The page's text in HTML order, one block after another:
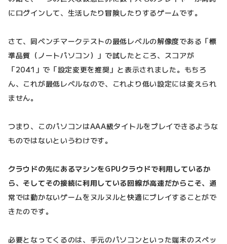
にログインして、生活したり冒険したりするゲームです。
さて、同ベンチマークテストの最低レベルの解像度である「標
準品質（ノートパソコン）」で試したところ、スコアが
「2041」で「設定変更を推奨」と表示されました。もちろ
ん、これが最低レベルなので、これより低い設定には変えられ
ません。
つまり、このパソコンはAAA級タイトルをプレイできるような
ものではないというわけです。
クラウドの先にあるマシンをGPUクラウドで利用しているか
ら、そしてその接続に利用している回線が高速だからこそ、 通
常では動かないゲームをヌルヌルと快適にプレイすることがで
きたのです。
必要となってくるのは、手元のパソコンといった端末のスペッ